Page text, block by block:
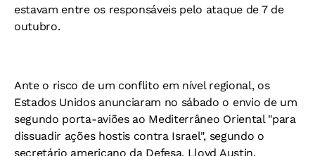
estavam entre os responsáveis pelo ataque de 7 de
outubro.
Ante o risco de um conflito em nível regional, os
Estados Unidos anunciaram no sábado o envio de um
segundo porta-aviões ao Mediterrâneo Oriental "para
dissuadir ações hostis contra Israel", segundo o
secretário americano da Defesa, Lloyd Austin.